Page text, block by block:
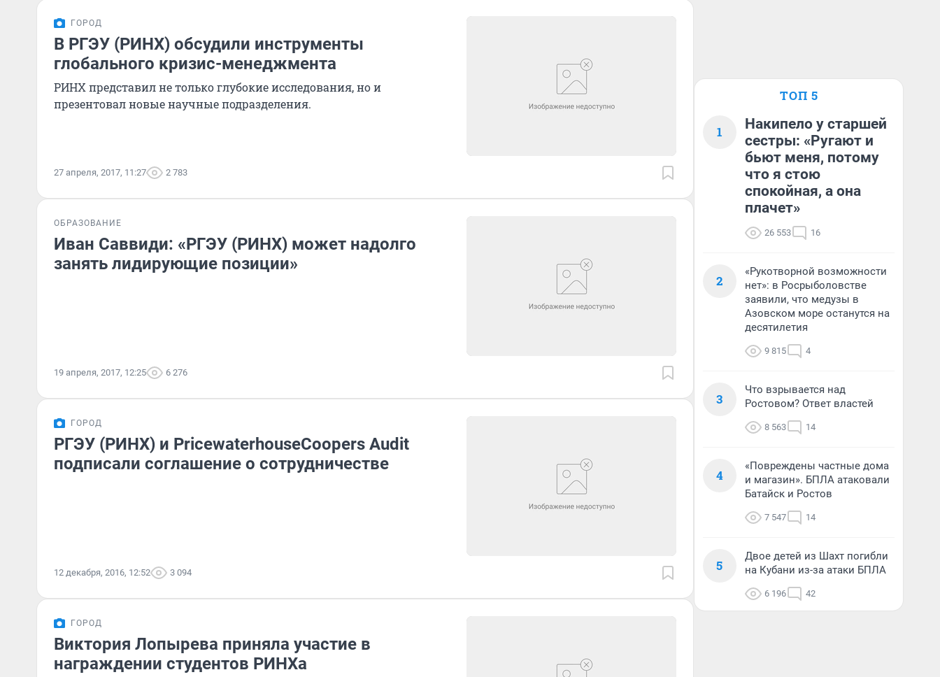
ГОРОД
В РГЭУ (РИНХ) обсудили инструменты
глобального кризис-менеджмента
РИНХ представил не только глубокие исследования, но и
презентовал новые научные подразделения.
27 апреля, 2017, 11:27 2 783
ОБРАЗОВАНИЕ
Иван Саввиди: «РГЭУ (РИНХ) может надолго
занять лидирующие позиции»
19 апреля, 2017, 12:25 6 276
ГОРОД
РГЭУ (РИНХ) и PricewaterhouseCoopers Audit
подписали соглашение о сотрудничестве
12 декабря, 2016, 12:52 3 094
ГОРОД
Виктория Лопырева приняла участие в
награждении студентов РИНХа
ТОП 5
1
Накипело у старшей
сестры: «Ругают и
бьют меня, потому
что я стою
спокойная, а она
плачет»
26 553 16
2
«Рукотворной возможности
нет»: в Росрыболовстве
заявили, что медузы в
Азовском море останутся на
десятилетия
9 815 4
3
Что взрывается над
Ростовом? Ответ властей
8 563 14
4
«Повреждены частные дома
и магазин». БПЛА атаковали
Батайск и Ростов
7 547 14
5
Двое детей из Шахт погибли
на Кубани из-за атаки БПЛА
6 196 42